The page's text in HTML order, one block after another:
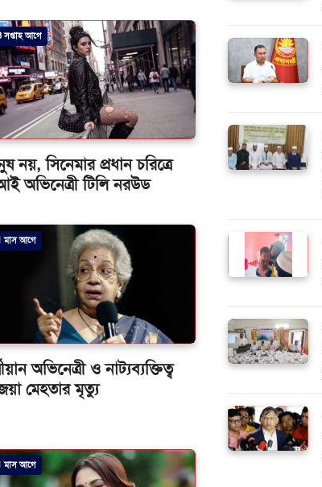
সপ্তাহ আগে
নয়, সিনেমার প্রধান চরিত্রে
অভিনেত্রী টিলি নরউড
মাস আগে
অভিনেত্রী ও নাট্যব্যক্তিত্ব
মেহতার মৃত্যু
মাস আগে